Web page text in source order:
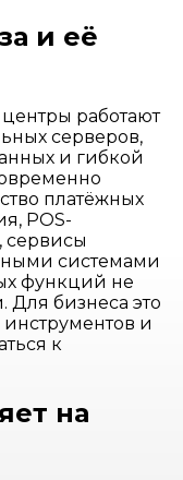
и её
работают
серверов,
и гибкой
платёжных
POS-
сервисы
системами
функций не
Для бизнеса это
и
к
на